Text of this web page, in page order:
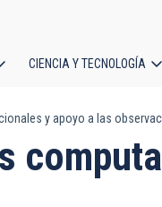
CIENCIA Y TECNOLOGÍA
y apoyo a las